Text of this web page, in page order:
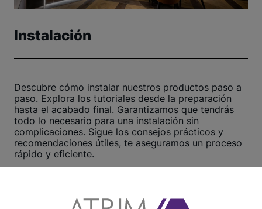
Instalación
Descubre cómo instalar nuestros productos paso a
paso. Explora los tutoriales desde la preparación
hasta el acabado final. Garantizamos que tendrás
todo lo necesario para una instalación sin
complicaciones. Sigue los consejos prácticos y
recomendaciones útiles, te aseguramos un proceso
rápido y eficiente.
Ver otros tutoriales